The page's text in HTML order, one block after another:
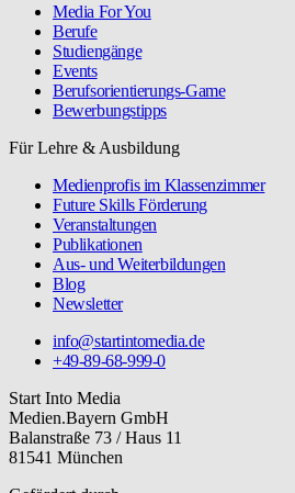
Media For You
Berufe
Studiengänge
Events
Berufsorientierungs-Game
Bewerbungstipps
Für Lehre & Ausbildung
Medienprofis im Klassenzimmer
Future Skills Förderung
Veranstaltungen
Publikationen
Aus- und Weiterbildungen
Blog
Newsletter
info@startintomedia.de
+49-89-68-999-0
Start Into Media
Medien.Bayern GmbH
Balanstraße 73 / Haus 11
81541 München